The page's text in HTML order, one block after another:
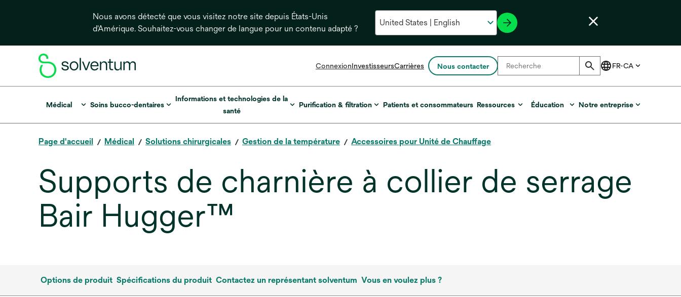
Nous avons détecté que vous visitez notre site depuis États-Unis
d'Amérique. Souhaitez-vous changer de langue pour un contenu adapté ?
ConnexionInvestisseurss’ouvre
un
onglet
Carrières Nous contacter
Médical Soins bucco-dentaires
Informations et technologies de la
santé
Purification & filtration Patients et consommateurs Ressources Éducation Notre entreprise
Page d'accueil Médical Solutions chirurgicales Gestion de la température Accessoires pour Unité de Chauffage
Supports de charnière à collier de serrage
Bair Hugger™
Options de produit Spécifications du produit Contactez un représentant solventum Vous en voulez plus ?